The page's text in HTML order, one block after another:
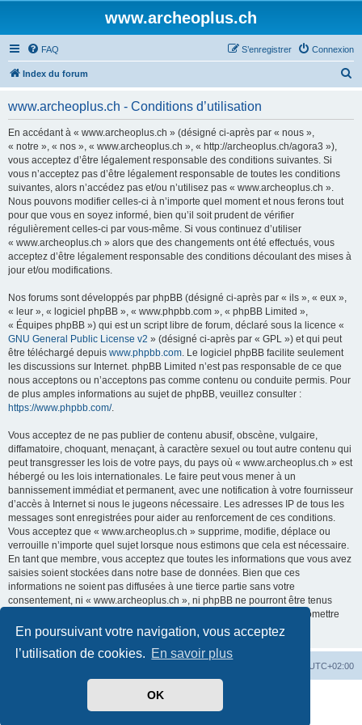
En poursuivant votre navigation, vous acceptez
l’utilisation de cookies. En savoir plus
OK
www.archeoplus.ch
FAQ Connexion
S’enregistrer
Index du forum
www.archeoplus.ch - Conditions d’utilisation
En accédant à « www.archeoplus.ch » (désigné ci-après par « nous »,
« notre », « nos », « www.archeoplus.ch », « http://archeoplus.ch/agora3 »),
vous acceptez d’être légalement responsable des conditions suivantes. Si
vous n’acceptez pas d’être légalement responsable de toutes les conditions
suivantes, alors n’accédez pas et/ou n’utilisez pas « www.archeoplus.ch ».
Nous pouvons modifier celles-ci à n’importe quel moment et nous ferons tout
pour que vous en soyez informé, bien qu’il soit prudent de vérifier
régulièrement celles-ci par vous-même. Si vous continuez d’utiliser
« www.archeoplus.ch » alors que des changements ont été effectués, vous
acceptez d’être légalement responsable des conditions découlant des mises à
jour et/ou modifications.
Nos forums sont développés par phpBB (désigné ci-après par « ils », « eux »,
« leur », « logiciel phpBB », « www.phpbb.com », « phpBB Limited »,
« Équipes phpBB ») qui est un script libre de forum, déclaré sous la licence «
GNU General Public License v2 » (désigné ci-après par « GPL ») et qui peut
être téléchargé depuis www.phpbb.com. Le logiciel phpBB facilite seulement
les discussions sur Internet. phpBB Limited n’est pas responsable de ce que
nous acceptons ou n’acceptons pas comme contenu ou conduite permis. Pour
de plus amples informations au sujet de phpBB, veuillez consulter :
https://www.phpbb.com/.
Vous acceptez de ne pas publier de contenu abusif, obscène, vulgaire,
diffamatoire, choquant, menaçant, à caractère sexuel ou tout autre contenu qui
peut transgresser les lois de votre pays, du pays où « www.archeoplus.ch » est
hébergé ou les lois internationales. Le faire peut vous mener à un
bannissement immédiat et permanent, avec une notification à votre fournisseur
d’accès à Internet si nous le jugeons nécessaire. Les adresses IP de tous les
messages sont enregistrées pour aider au renforcement de ces conditions.
Vous acceptez que « www.archeoplus.ch » supprime, modifie, déplace ou
verrouille n’importe quel sujet lorsque nous estimons que cela est nécessaire.
En tant que membre, vous acceptez que toutes les informations que vous avez
saisies soient stockées dans notre base de données. Bien que ces
informations ne soient pas diffusées à une tierce partie sans votre
consentement, ni « www.archeoplus.ch », ni phpBB ne pourront être tenus
comme responsables en cas de tentative de piratage visant à compromettre
les données.
UTC+02:00
phpBB ® Forum Software © phpBB Limited
phpBB-fr.com